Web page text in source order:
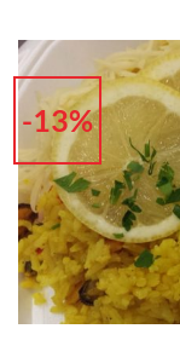
-13%